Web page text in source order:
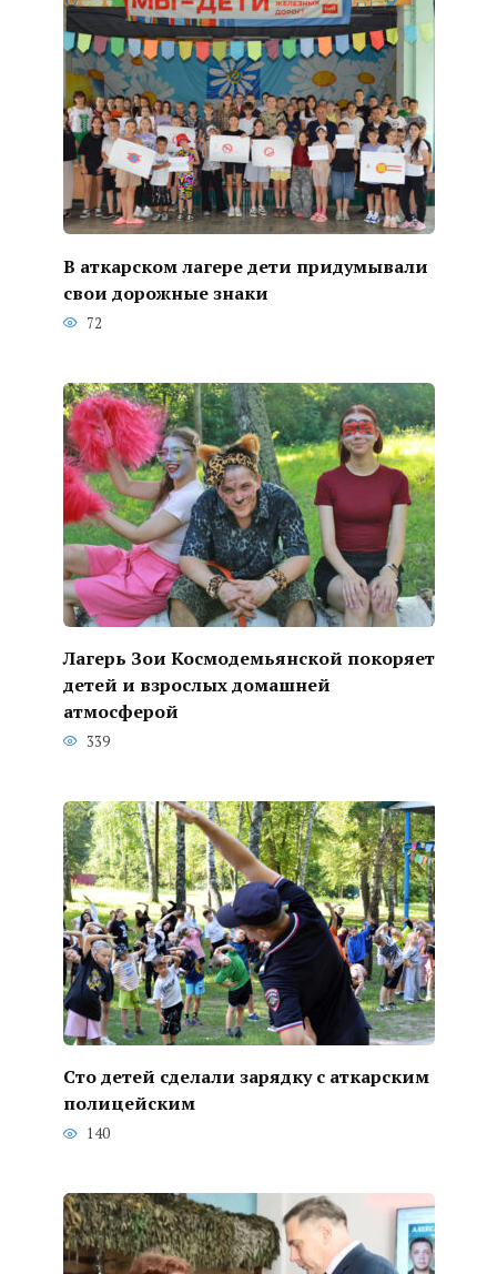
В аткарском лагере дети придумывали
свои дорожные знаки
72
Лагерь Зои Космодемьянской покоряет
детей и взрослых домашней
атмосферой
339
Сто детей сделали зарядку с аткарским
полицейским
140